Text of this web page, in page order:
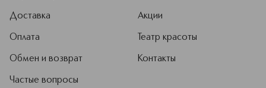
Доставка
Оплата
Обмен и возврат
Частые вопросы
Акции
Театр красоты
Контакты